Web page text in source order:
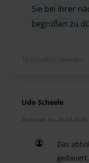
Sie bei Ihrer
begrüßen zu
Terminalbus udendørs
Udo Scheele
Parkeret fra
Das